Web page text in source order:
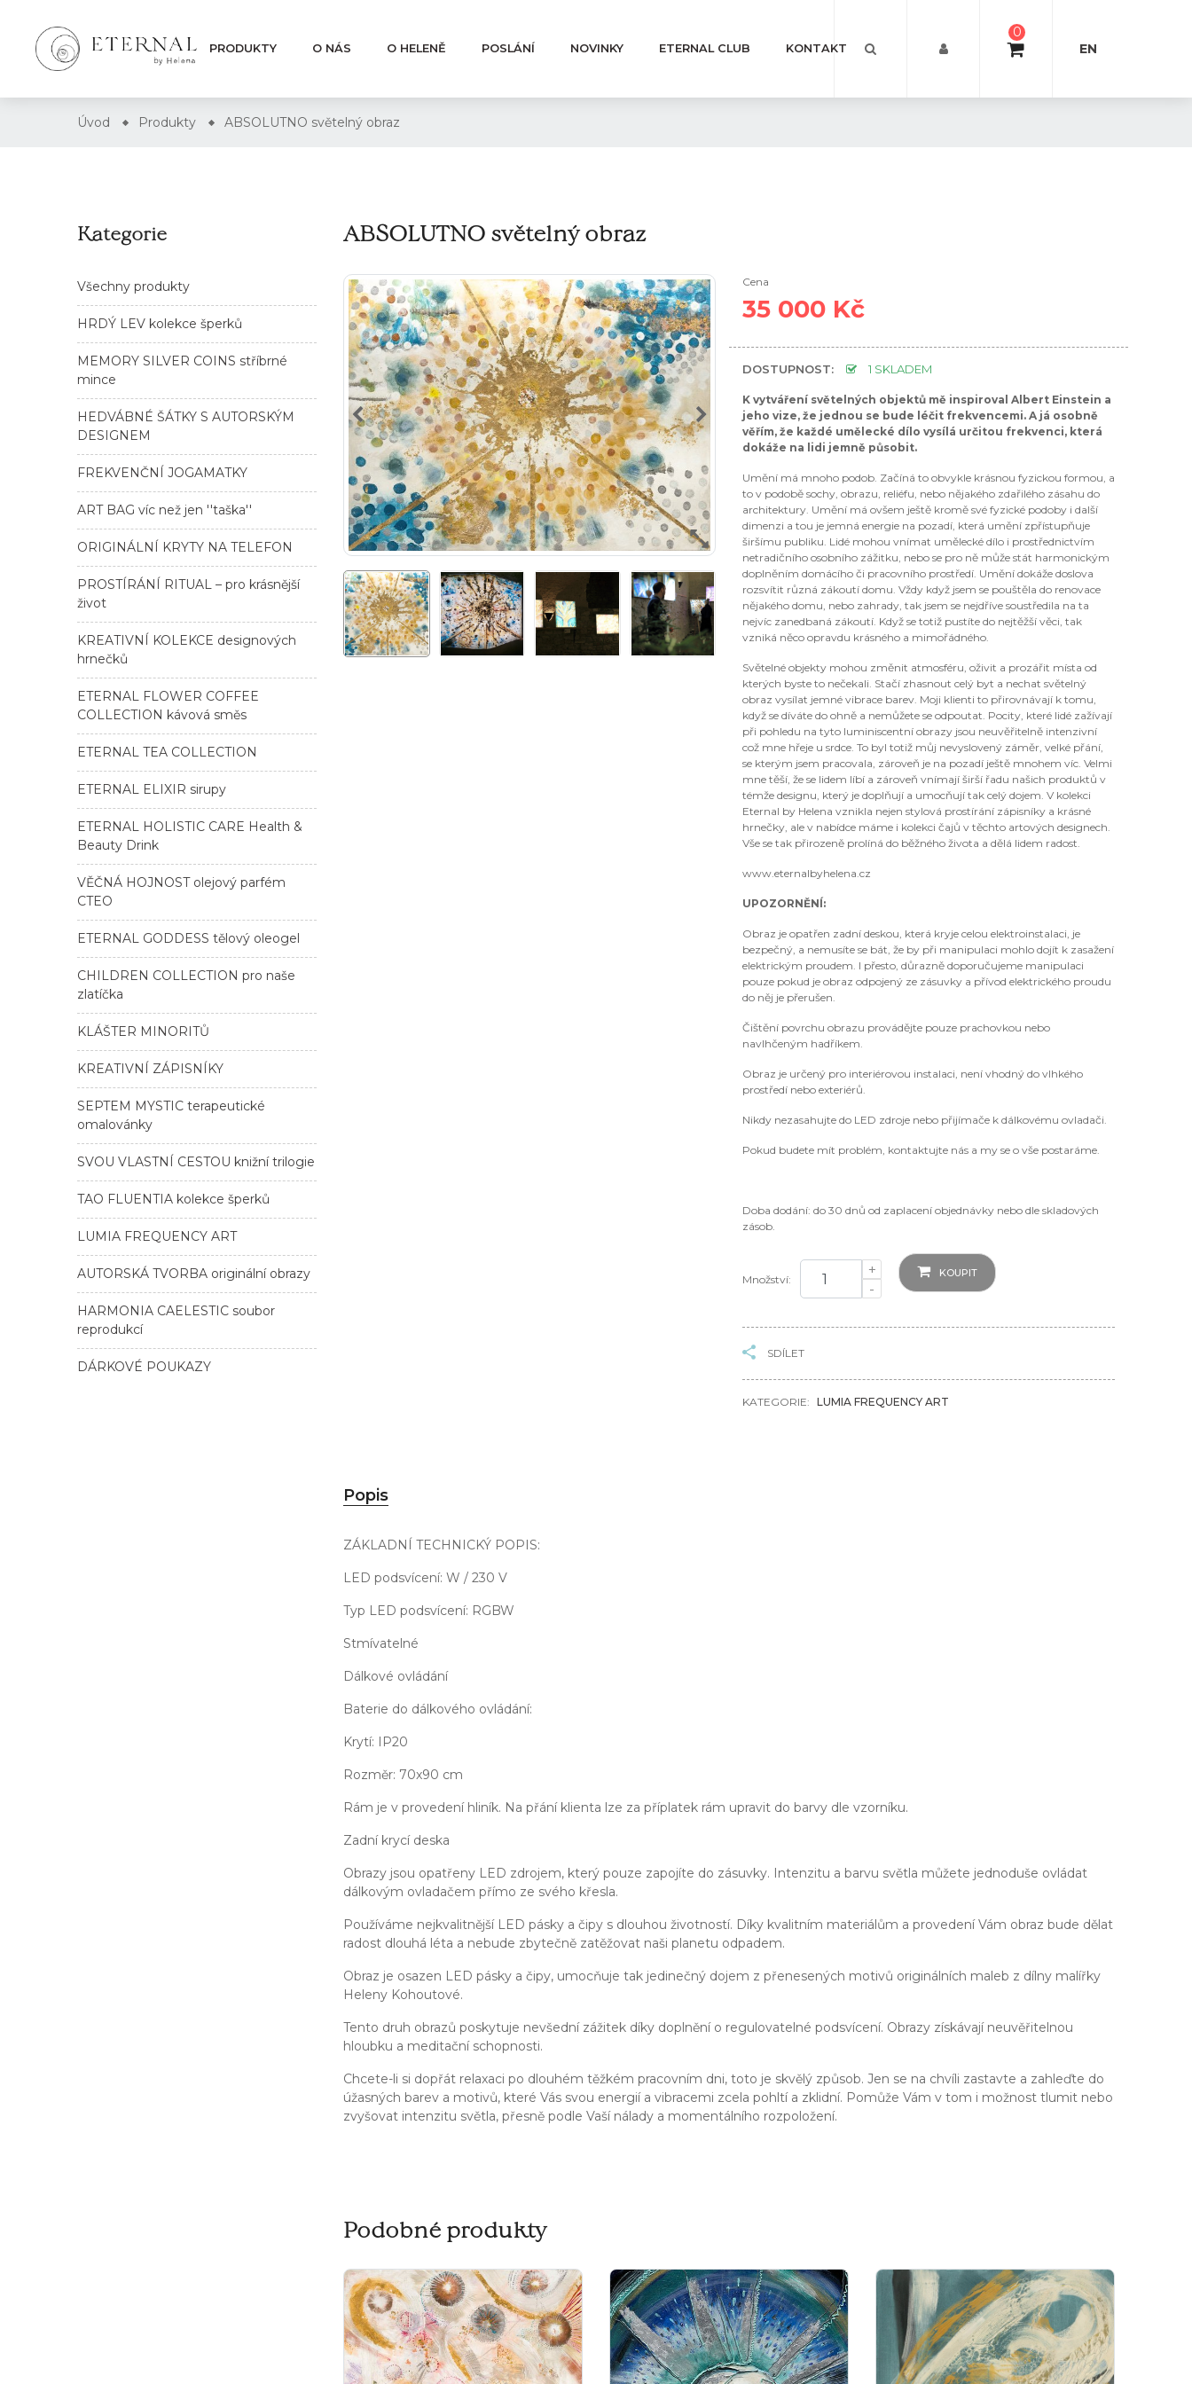
PRODUKTY O NÁS O HELENĚ POSLÁNÍ NOVINKY ETERNAL CLUB KONTAKT
0
EN
Úvod Produkty ABSOLUTNO světelný obraz
Kategorie
Všechny produkty
HRDÝ LEV kolekce šperků
MEMORY SILVER COINS stříbrné
mince
HEDVÁBNÉ ŠÁTKY S AUTORSKÝM
DESIGNEM
FREKVENČNÍ JOGAMATKY
ART BAG víc než jen ''taška''
ORIGINÁLNÍ KRYTY NA TELEFON
PROSTÍRÁNÍ RITUAL – pro krásnější
život
KREATIVNÍ KOLEKCE designových
hrnečků
ETERNAL FLOWER COFFEE
COLLECTION kávová směs
ETERNAL TEA COLLECTION
ETERNAL ELIXIR sirupy
ETERNAL HOLISTIC CARE Health &
Beauty Drink
VĚČNÁ HOJNOST olejový parfém
CTEO
ETERNAL GODDESS tělový oleogel
CHILDREN COLLECTION pro naše
zlatíčka
KLÁŠTER MINORITŮ
KREATIVNÍ ZÁPISNÍKY
SEPTEM MYSTIC terapeutické
omalovánky
SVOU VLASTNÍ CESTOU knižní trilogie
TAO FLUENTIA kolekce šperků
LUMIA FREQUENCY ART
AUTORSKÁ TVORBA originální obrazy
HARMONIA CAELESTIC soubor
reprodukcí
DÁRKOVÉ POUKAZY
ABSOLUTNO světelný obraz
Cena
35 000 Kč
DOSTUPNOST: 1 SKLADEM
K vytváření světelných objektů mě inspiroval Albert Einstein a
jeho vize, že jednou se bude léčit frekvencemi. A já osobně
věřím, že každé umělecké dílo vysílá určitou frekvenci, která
dokáže na lidi jemně působit.
Umění má mnoho podob. Začíná to obvykle krásnou fyzickou formou, a
to v podobě sochy, obrazu, reliéfu, nebo nějakého zdařilého zásahu do
architektury. Umění má ovšem ještě kromě své fyzické podoby i další
dimenzi a tou je jemná energie na pozadí, která umění zpřístupňuje
širšímu publiku. Lidé mohou vnímat umělecké dílo i prostřednictvím
netradičního osobního zážitku, nebo se pro ně může stát harmonickým
doplněním domácího či pracovního prostředí. Umění dokáže doslova
rozsvítit různá zákoutí domu. Vždy když jsem se pouštěla do renovace
nějakého domu, nebo zahrady, tak jsem se nejdříve soustředila na ta
nejvíc zanedbaná zákoutí. Když se totiž pustíte do nejtěžší věci, tak
vzniká něco opravdu krásného a mimořádného.
Světelné objekty mohou změnit atmosféru, oživit a prozářit místa od
kterých byste to nečekali. Stačí zhasnout celý byt a nechat světelný
obraz vysílat jemné vibrace barev. Moji klienti to přirovnávají k tomu,
když se díváte do ohně a nemůžete se odpoutat. Pocity, které lidé zažívají
při pohledu na tyto luminiscentní obrazy jsou neuvěřitelně intenzivní
což mne hřeje u srdce. To byl totiž můj nevyslovený záměr, velké přání,
se kterým jsem pracovala, zároveň je na pozadí ještě mnohem víc. Velmi
mne těší, že se lidem líbí a zároveň vnímají širší řadu našich produktů v
témže designu, který je doplňují a umocňují tak celý dojem. V kolekci
Eternal by Helena vznikla nejen stylová prostírání zápisníky a krásné
hrnečky, ale v nabídce máme i kolekci čajů v těchto artových designech.
Vše se tak přirozeně prolíná do běžného života a dělá lidem radost.
www.eternalbyhelena.cz
UPOZORNĚNÍ:
Obraz je opatřen zadní deskou, která kryje celou elektroinstalaci, je
bezpečný, a nemusíte se bát, že by při manipulaci mohlo dojít k zasažení
elektrickým proudem. I přesto, důrazně doporučujeme manipulaci
pouze pokud je obraz odpojený ze zásuvky a přívod elektrického proudu
do něj je přerušen.
Čištění povrchu obrazu provádějte pouze prachovkou nebo
navlhčeným hadříkem.
Obraz je určený pro interiérovou instalaci, není vhodný do vlhkého
prostředí nebo exteriérů.
Nikdy nezasahujte do LED zdroje nebo přijímače k dálkovému ovladači.
Pokud budete mít problém, kontaktujte nás a my se o vše postaráme.
Doba dodání: do 30 dnů od zaplacení objednávky nebo dle skladových
zásob.
Množství:
+
-
KOUPIT
SDÍLET
KATEGORIE: LUMIA FREQUENCY ART
Popis
ZÁKLADNÍ TECHNICKÝ POPIS:
LED podsvícení: W / 230 V
Typ LED podsvícení: RGBW
Stmívatelné
Dálkové ovládání
Baterie do dálkového ovládání:
Krytí: IP20
Rozměr: 70x90 cm
Rám je v provedení hliník. Na přání klienta lze za příplatek rám upravit do barvy dle vzorníku.
Zadní krycí deska
Obrazy jsou opatřeny LED zdrojem, který pouze zapojíte do zásuvky. Intenzitu a barvu světla můžete jednoduše ovládat
dálkovým ovladačem přímo ze svého křesla.
Používáme nejkvalitnější LED pásky a čipy s dlouhou životností. Díky kvalitním materiálům a provedení Vám obraz bude dělat
radost dlouhá léta a nebude zbytečně zatěžovat naši planetu odpadem.
Obraz je osazen LED pásky a čipy, umocňuje tak jedinečný dojem z přenesených motivů originálních maleb z dílny malířky
Heleny Kohoutové.
Tento druh obrazů poskytuje nevšední zážitek díky doplnění o regulovatelné podsvícení. Obrazy získávají neuvěřitelnou
hloubku a meditační schopnosti.
Chcete-li si dopřát relaxaci po dlouhém těžkém pracovním dni, toto je skvělý způsob. Jen se na chvíli zastavte a zahleďte do
úžasných barev a motivů, které Vás svou energií a vibracemi zcela pohltí a zklidní. Pomůže Vám v tom i možnost tlumit nebo
zvyšovat intenzitu světla, přesně podle Vaší nálady a momentálního rozpoložení.
Podobné produkty